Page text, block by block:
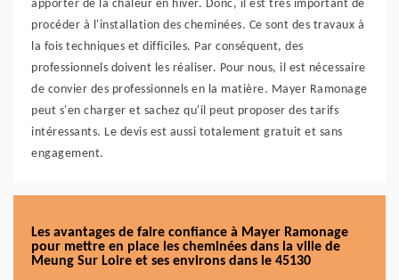
apporter de la chaleur en hiver. Donc, il est très important de
procéder à l'installation des cheminées. Ce sont des travaux à
la fois techniques et difficiles. Par conséquent, des
professionnels doivent les réaliser. Pour nous, il est nécessaire
de convier des professionnels en la matière. Mayer Ramonage
peut s'en charger et sachez qu'il peut proposer des tarifs
intéressants. Le devis est aussi totalement gratuit et sans
engagement.
Les avantages de faire confiance à Mayer Ramonage
pour mettre en place les cheminées dans la ville de
Meung Sur Loire et ses environs dans le 45130